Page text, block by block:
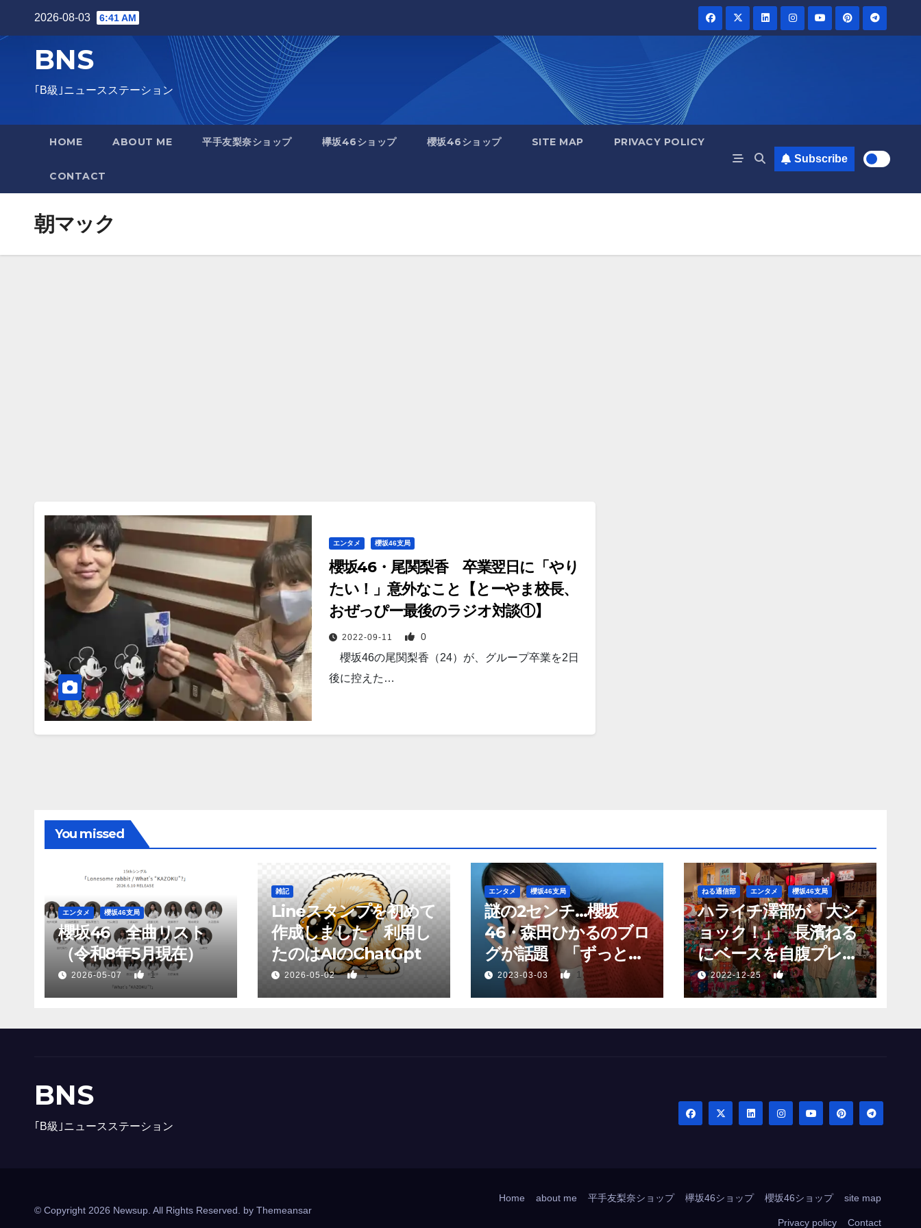
2026-08-03 6:41 AM
BNS
｢B級｣ニュースステーション
HOME ABOUT ME 平手友梨奈ショップ 欅坂46ショップ 櫻坂46ショップ SITE MAP PRIVACY POLICY
CONTACT
Subscribe
朝マック
エンタメ 櫻坂46支局
櫻坂46・尾関梨香 卒業翌日に「やり
たい！」意外なこと【とーやま校長、
おぜっぴー最後のラジオ対談①】
2022-09-11 0
櫻坂46の尾関梨香（24）が、グループ卒業を2日
後に控えた…
You missed
エンタメ 櫻坂46支局
櫻坂46 全曲リスト
（令和8年5月現在）
2026-05-07 1
雑記
Lineスタンプを初めて
作成しました 利用し
たのはAIのChatGpt
2026-05-02 1
エンタメ 櫻坂46支局
謎の2センチ…櫻坂
46・森田ひかるのブロ
グが話題 「ずっと願
っていた、あれか？」
2023-03-03 1
ねる通信部 エンタメ 櫻坂46支局
ハライチ澤部が「大シ
ョック！」 長濱ねる
にベースを自腹プレゼ
ントするも…
2022-12-25 1
BNS
｢B級｣ニュースステーション
© Copyright 2026 Newsup. All Rights Reserved. by Themeansar
Home about me 平手友梨奈ショップ 欅坂46ショップ 櫻坂46ショップ site map
Privacy policy Contact